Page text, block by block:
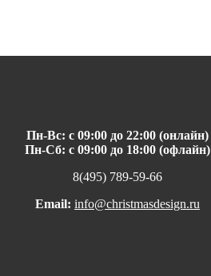
Пн-Вс: с 09:00 до 22:00 (онлайн)
Пн-Сб: с 09:00 до 18:00 (офлайн)
8(495) 789-59-66
Email: info@christmasdesign.ru